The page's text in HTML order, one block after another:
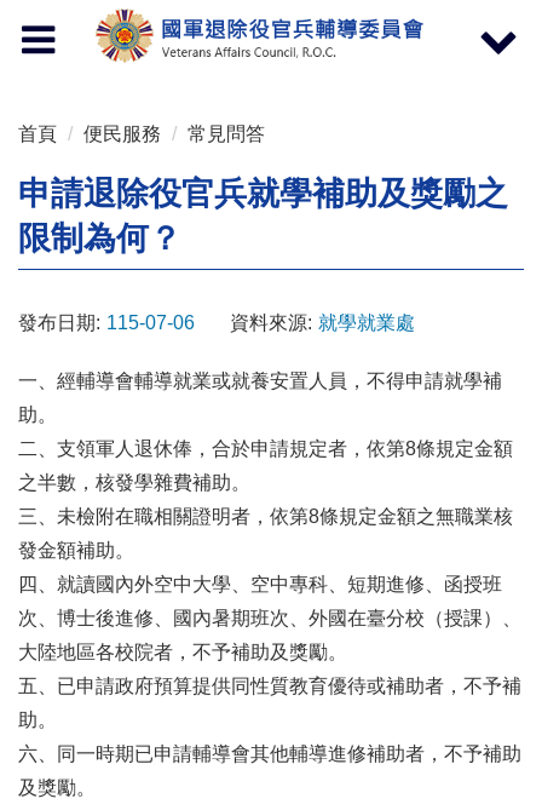
Toggle
navigation
Toggle
首頁 便民服務 常見問答
申請退除役官兵就學補助及獎勵之
限制為何？
發布日期: 115-07-06 資料來源: 就學就業處
一、經輔導會輔導就業或就養安置人員，不得申請就學補
助。
二、支領軍人退休俸，合於申請規定者，依第8條規定金額
之半數，核發學雜費補助。
三、未檢附在職相關證明者，依第8條規定金額之無職業核
發金額補助。
四、就讀國內外空中大學、空中專科、短期進修、函授班
次、博士後進修、國內暑期班次、外國在臺分校（授課）、
大陸地區各校院者，不予補助及獎勵。
五、已申請政府預算提供同性質教育優待或補助者，不予補
助。
六、同一時期已申請輔導會其他輔導進修補助者，不予補助
及獎勵。